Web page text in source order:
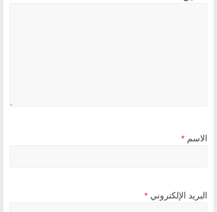
الاسم *
البريد الإلكتروني *